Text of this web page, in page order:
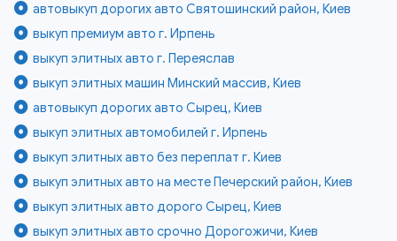
автовыкуп дорогих авто Святошинский район, Киев
выкуп премиум авто г. Ирпень
выкуп элитных авто г. Переяслав
выкуп элитных машин Минский массив, Киев
автовыкуп дорогих авто Сырец, Киев
выкуп элитных автомобилей г. Ирпень
выкуп элитных авто без переплат г. Киев
выкуп элитных авто на месте Печерский район, Киев
выкуп элитных авто дорого Сырец, Киев
выкуп элитных авто срочно Дорогожичи, Киев